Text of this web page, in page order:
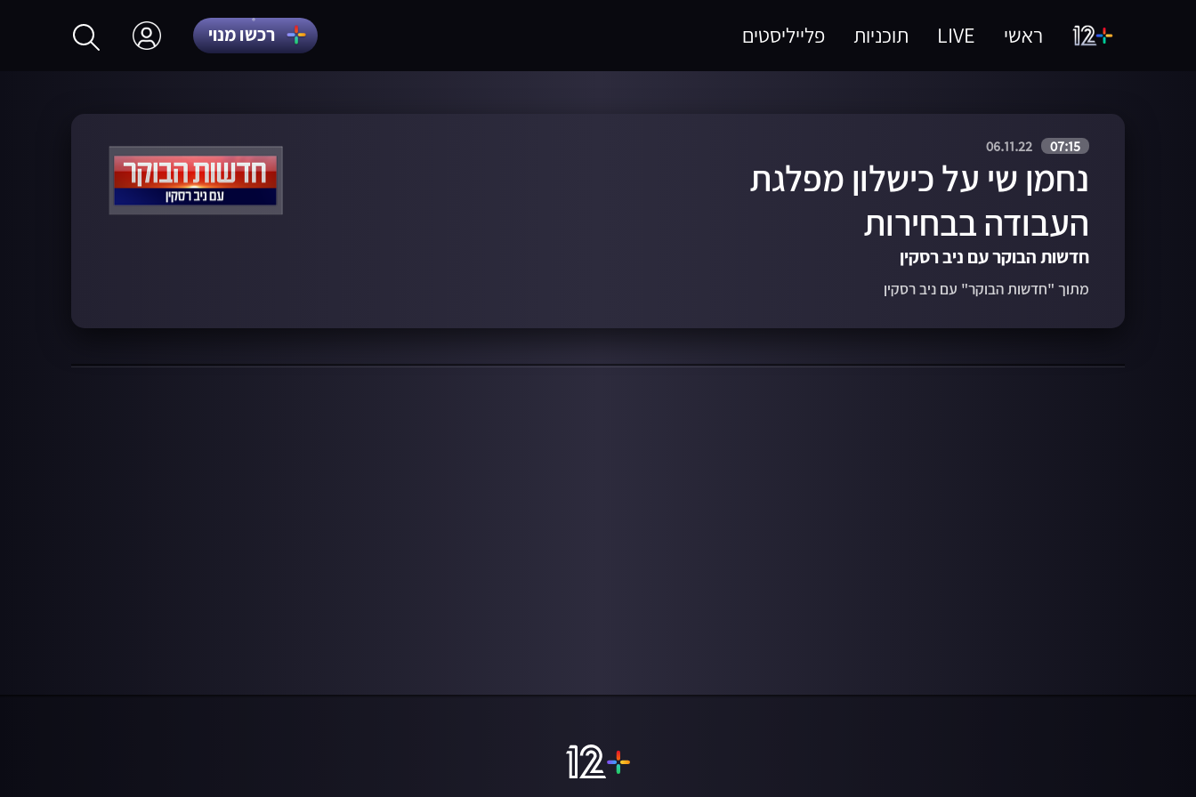
ראשי LIVE תוכניות פלייליסטים רכשו מנוי
07:15
06.11.22
נחמן שי על כישלון מפלגת
העבודה בבחירות
חדשות הבוקר עם ניב רסקין
מתוך "חדשות הבוקר" עם ניב רסקין